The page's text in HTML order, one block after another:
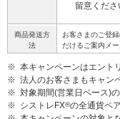
留意くださ
商品発送方
法
お客さまのご登
だけるご案内メー
※ 本キャンペーンはエント
※ 法人のお客さまもキャン
※ 対象期間(営業日ベース)
※ シストレFX®の全通貨ペ